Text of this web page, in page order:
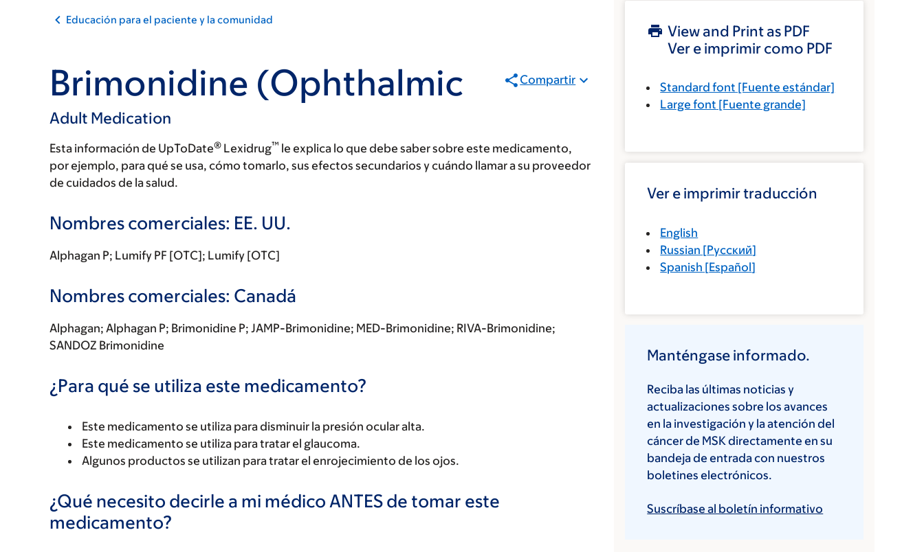
Educación para el paciente y la comunidad
Brimonidine (Ophthalmic
Adult Medication
Compartir
Esta información de UpToDate® Lexidrug™ le explica lo que debe saber sobre este medicamento,
por ejemplo, para qué se usa, cómo tomarlo, sus efectos secundarios y cuándo llamar a su proveedor
de cuidados de la salud.
Nombres comerciales: EE. UU.
Alphagan P; Lumify PF [OTC]; Lumify [OTC]
Nombres comerciales: Canadá
Alphagan; Alphagan P; Brimonidine P; JAMP-Brimonidine; MED-Brimonidine; RIVA-Brimonidine;
SANDOZ Brimonidine
¿Para qué se utiliza este medicamento?
Este medicamento se utiliza para disminuir la presión ocular alta.
Este medicamento se utiliza para tratar el glaucoma.
Algunos productos se utilizan para tratar el enrojecimiento de los ojos.
¿Qué necesito decirle a mi médico ANTES de tomar este
medicamento?
View and Print as PDF
Ver e imprimir como PDF
Standard font [Fuente estándar]
Large font [Fuente grande]
Ver e imprimir traducción
English
Russian [Русский]
Spanish [Español]
Manténgase informado.
Reciba las últimas noticias y
actualizaciones sobre los avances
en la investigación y la atención del
cáncer de MSK directamente en su
bandeja de entrada con nuestros
boletines electrónicos.
Suscríbase al boletín informativo